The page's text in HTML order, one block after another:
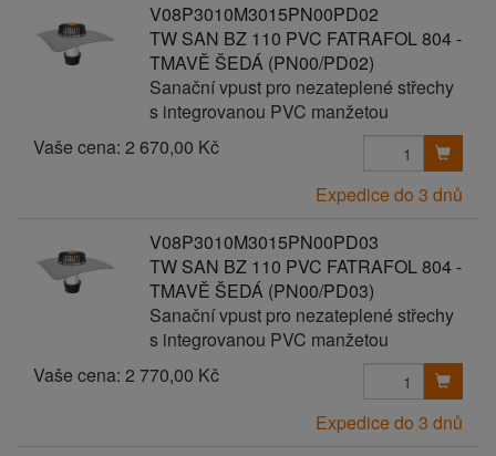
V08P3010M3015PN00PD02
TW SAN BZ 110 PVC FATRAFOL 804 -
TMAVĚ ŠEDÁ (PN00/PD02)
Sanační vpust pro nezateplené střechy
s integrovanou PVC manžetou
Vaše cena: 2 670,00 Kč
Expedice do 3 dnů
V08P3010M3015PN00PD03
TW SAN BZ 110 PVC FATRAFOL 804 -
TMAVĚ ŠEDÁ (PN00/PD03)
Sanační vpust pro nezateplené střechy
s integrovanou PVC manžetou
Vaše cena: 2 770,00 Kč
Expedice do 3 dnů